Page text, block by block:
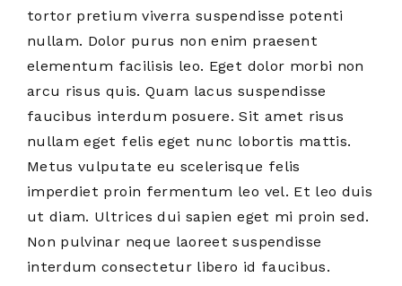
tortor pretium viverra suspendisse potenti
nullam. Dolor purus non enim praesent
elementum facilisis leo. Eget dolor morbi non
arcu risus quis. Quam lacus suspendisse
faucibus interdum posuere. Sit amet risus
nullam eget felis eget nunc lobortis mattis.
Metus vulputate eu scelerisque felis
imperdiet proin fermentum leo vel. Et leo duis
ut diam. Ultrices dui sapien eget mi proin sed.
Non pulvinar neque laoreet suspendisse
interdum consectetur libero id faucibus.